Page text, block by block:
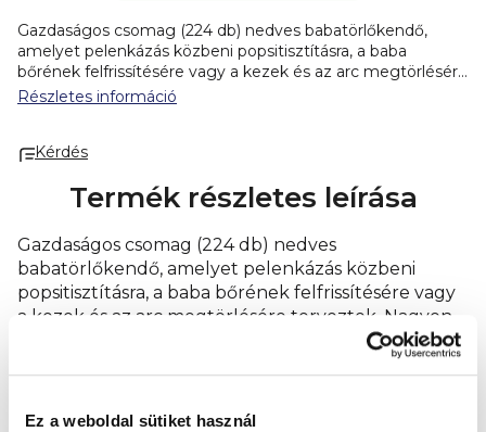
Ez a weboldal sütiket használ
Gazdaságos csomag (224 db) nedves babatörlőkendő,
amelyet pelenkázás közbeni popsitisztításra, a baba
bőrének felfrissítésére vagy a kezek és az arc megtörlésére
terveztek. Nagyon puha, nem szőtt anyagból készültek,
5,5 pH-értéke van, így a bőr természetes védőrétege
* alkalmas felnőttek és gyermekek számára * érzékeny
tartalmaznak * lágyítja és elősegíti a regenerálódást
db
Forgalmazó: TZMO Czech Republic, s. r. o.
Részletes információ
Kérdés
Termék részletes leírása
Gazdaságos csomag (224 db) nedves
babatörlőkendő, amelyet pelenkázás közbeni
popsitisztításra, a baba bőrének felfrissítésére vagy
a kezek és az arc megtörlésére terveztek. Nagyon
puha, nem szőtt anyagból készültek, allantoint és
semleges, 5,5 pH-értéke van, így a bőr természetes